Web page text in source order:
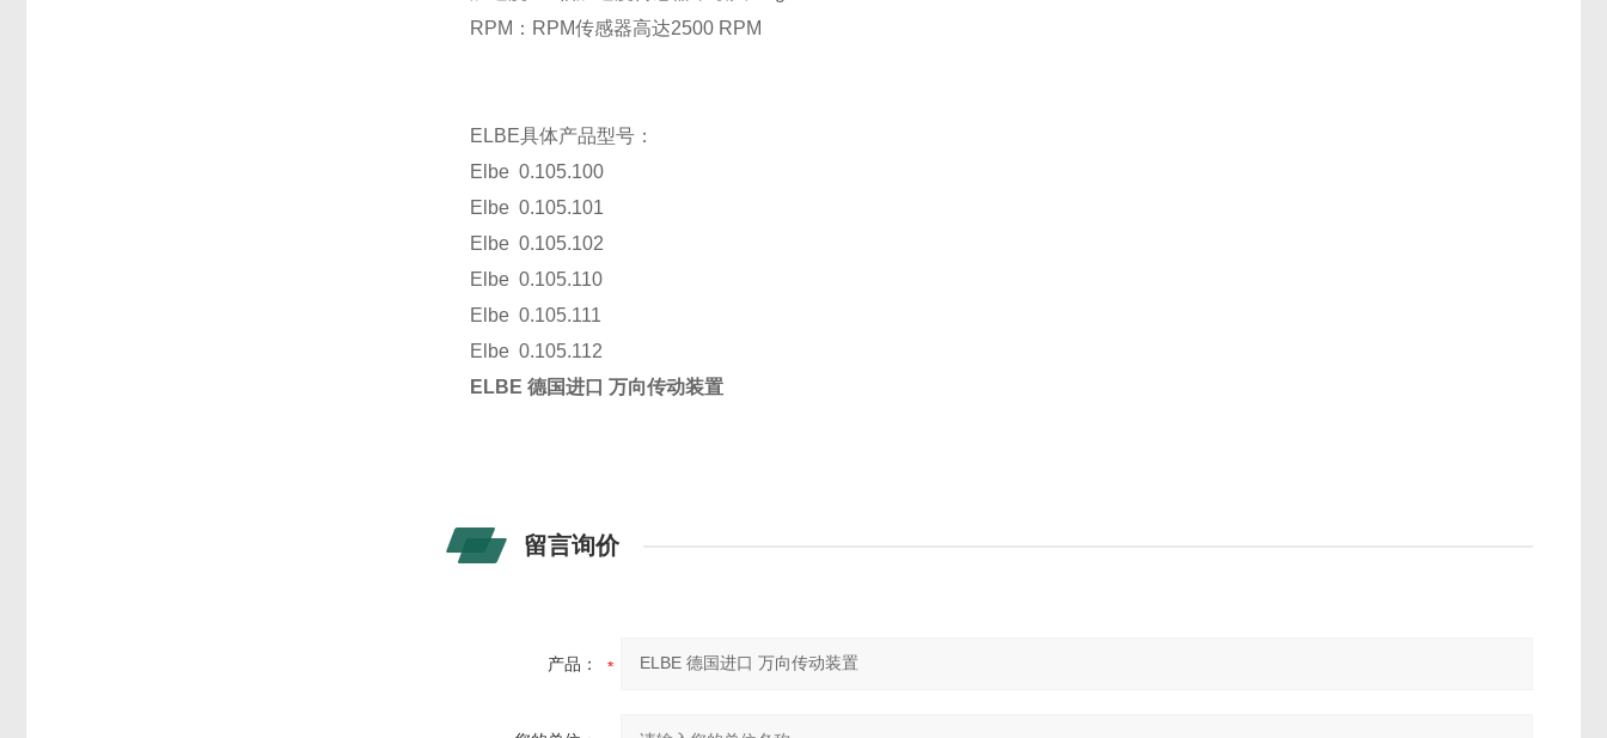
RPM：RPM传感器高达2500 RPM
ELBE具体产品型号：
Elbe 0.105.100
Elbe 0.105.101
Elbe 0.105.102
Elbe 0.105.110
Elbe 0.105.111
Elbe 0.105.112
ELBE 德国进口 万向传动装置
留言询价
产品：